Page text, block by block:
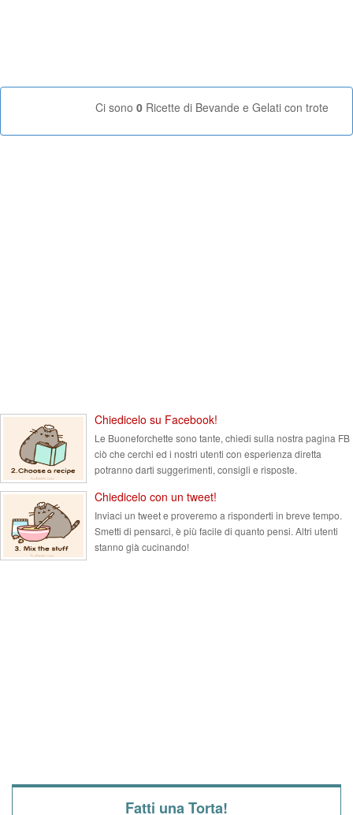
Ci sono 0 Ricette di Bevande e Gelati con trote
Chiedicelo su Facebook!
Le Buoneforchette sono tante, chiedi sulla nostra pagina FB
ciò che cerchi ed i nostri utenti con esperienza diretta
potranno darti suggerimenti, consigli e risposte.
Chiedicelo con un tweet!
Inviaci un tweet e proveremo a risponderti in breve tempo.
Smetti di pensarci, è più facile di quanto pensi. Altri utenti
stanno già cucinando!
Fatti una Torta!